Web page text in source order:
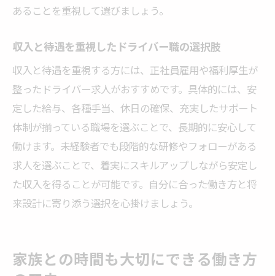
あることを重視して選びましょう。
収入と待遇を重視したドライバー職の選択肢
収入と待遇を重視する方には、正社員雇用や福利厚生が
整ったドライバー求人がおすすめです。具体的には、安
定した給与、各種手当、休日の確保、充実したサポート
体制が揃っている職場を選ぶことで、長期的に安心して
働けます。未経験者でも段階的な研修やフォローがある
求人を選ぶことで、着実にスキルアップしながら安定し
た収入を得ることが可能です。自分に合った働き方と将
来設計に寄り添う選択を心掛けましょう。
家族との時間も大切にできる働き方